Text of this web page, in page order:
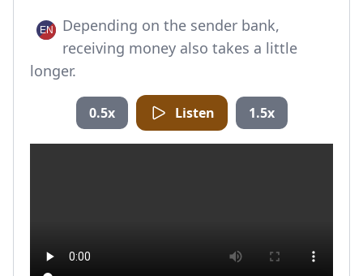
Depending on the sender bank,
receiving money also takes a little
longer.
0.5x Listen 1.5x